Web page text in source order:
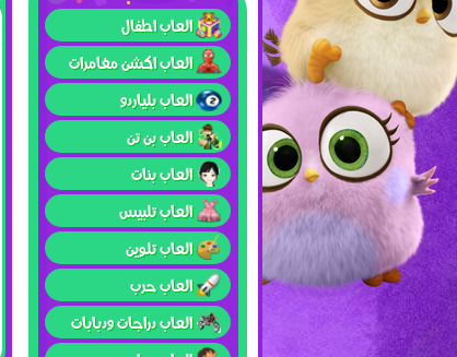
العاب اطفال
العاب اكشن مغامرات
العاب بلياردو
العاب بن تن
العاب بنات
العاب تلبيس
العاب تلوين
العاب حرب
العاب دراجات ودبابات